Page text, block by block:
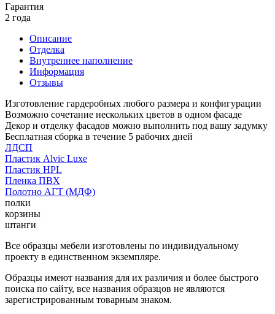
Гарантия
2 года
Описание
Отделка
Внутреннее наполнение
Информация
Отзывы
Изготовление гардеробных любого размера и конфигурации
Возможно сочетание нескольких цветов в одном фасаде
Декор и отделку фасадов можно выполнить под вашу задумку
Бесплатная сборка в течение 5 рабочих дней
ЛДСП
Пластик Alvic Luxe
Пластик HPL
Пленка ПВХ
Полотно АГТ (МДФ)
полки
корзины
штанги
Все образцы мебели изготовлены по индивидуальному
проекту в единственном экземпляре.
Образцы имеют названия для их различия и более быстрого
поиска по сайту, все названия образцов не являются
зарегистрированным товарным знаком.